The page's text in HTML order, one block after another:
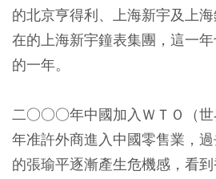
的北京亨得利、上海新宇及上
在的上海新宇鐘表集團，這一
的一年。
二○○○年中國加入ＷＴＯ（世
年准許外商進入中國零售業，
的張瑜平逐漸產生危機感，看